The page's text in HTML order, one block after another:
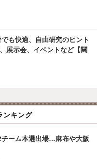
でも快適、自由研究のヒント
展示会、イベントなど【関
ンキング
チーム本選出場…麻布や大阪